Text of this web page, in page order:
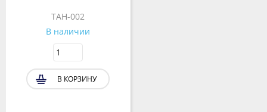
TAH-002
В наличии
В КОРЗИНУ